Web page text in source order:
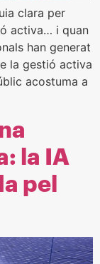
clara per
activa… i quan
han generat
la gestió activa
acostuma a
la IA
pel